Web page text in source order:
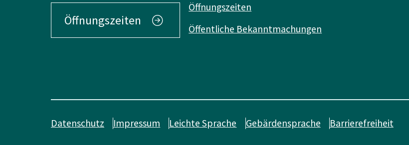
Öffnungszeiten
Öffnungszeiten
Öffentliche Bekanntmachungen
Datenschutz Impressum Leichte Sprache Gebärdensprache Barrierefreiheit